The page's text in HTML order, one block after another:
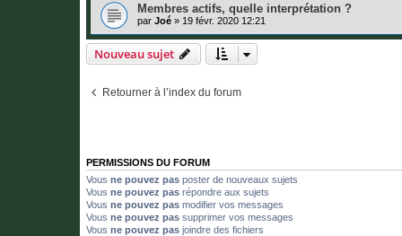
Membres actifs, quelle interprétation ?
par Joé » 19 févr. 2020 12:21
Nouveau sujet
Retourner à l’index du forum
PERMISSIONS DU FORUM
Vous ne pouvez pas poster de nouveaux sujets
Vous ne pouvez pas répondre aux sujets
Vous ne pouvez pas modifier vos messages
Vous ne pouvez pas supprimer vos messages
Vous ne pouvez pas joindre des fichiers